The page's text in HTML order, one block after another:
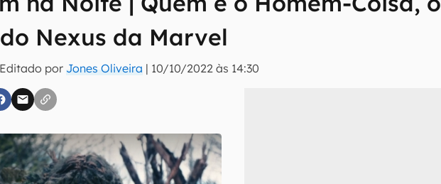
Nexus da Marvel
Editado por Jones Oliveira | 10/10/2022 às 14:30
inteligente do mundo tech!
do Canaltech e receba notícias e reviews sobre tecnologia em primeira
inscreva-se